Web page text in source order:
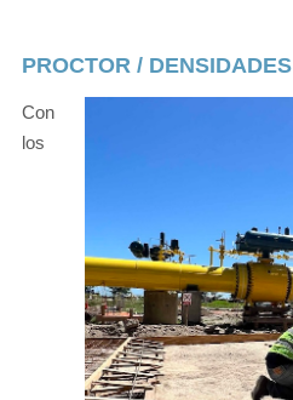
PROCTOR / DENSIDADES
Con
los